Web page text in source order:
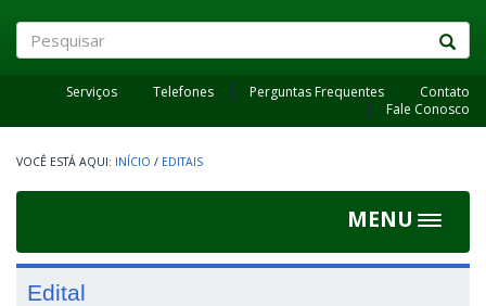
Serviços Telefones Perguntas Frequentes
Contato
Fale Conosco
INÍCIO / EDITAIS
MENU
Toggle
Edital